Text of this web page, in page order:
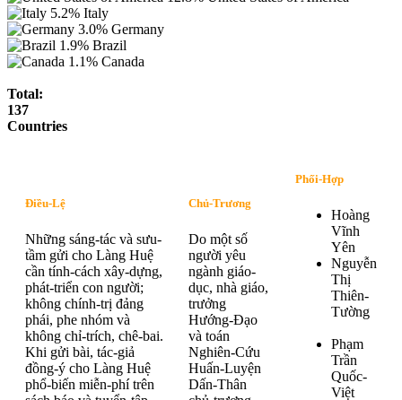
5.2% Italy
3.0% Germany
1.9% Brazil
1.1% Canada
Total:
137
Countries
Điều-Lệ
Những sáng-tác và sưu-
tầm gửi cho Làng Huệ
cần tính-cách xây-dựng,
phát-triển con người;
không chính-trị đảng
phái, phe nhóm và
không chỉ-trích, chê-bai.
Khi gửi bài, tác-giả
đồng-ý cho Làng Huệ
phổ-biến miễn-phí trên
Chủ-Trương
Do một số
người yêu
ngành giáo-
dục, nhà giáo,
trưởng
Hướng-Đạo
và toán
Nghiên-Cứu
Huấn-Luyện
Dấn-Thân
Phối-Hợp
Hoàng
Vĩnh
Yên
Nguyễn
Thị
Thiên-
Tường
Phạm
Trần
Quốc-
Việt